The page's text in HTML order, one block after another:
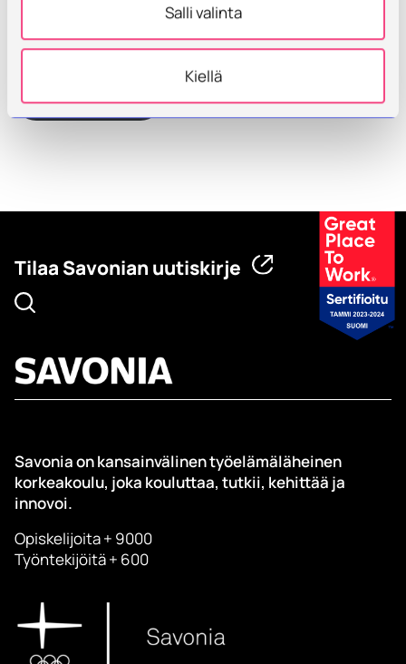
Salli valinta
Kiellä
muistakaa, että nämä opinnot ovat vain osa
elämänmittaista polkua kohti unelmia.
Kaikki uutiset
Tilaa Savonian uutiskirje
Savonia on kansainvälinen työelämäläheinen
korkeakoulu, joka kouluttaa, tutkii, kehittää ja
innovoi.
Opiskelijoita + 9000
Työntekijöitä + 600